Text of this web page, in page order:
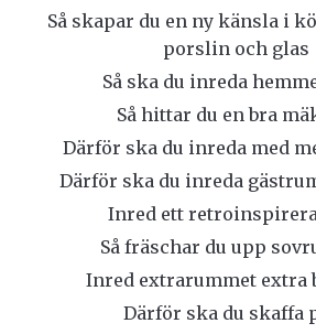
Så skapar du en ny känsla i
porslin och glas
Så ska du inreda
Så hittar du en bra
Därför ska du inreda med
Därför ska du inreda
Inred ett
Så fräschar du upp
Inred extrarummet extra
Därför ska du skaffa